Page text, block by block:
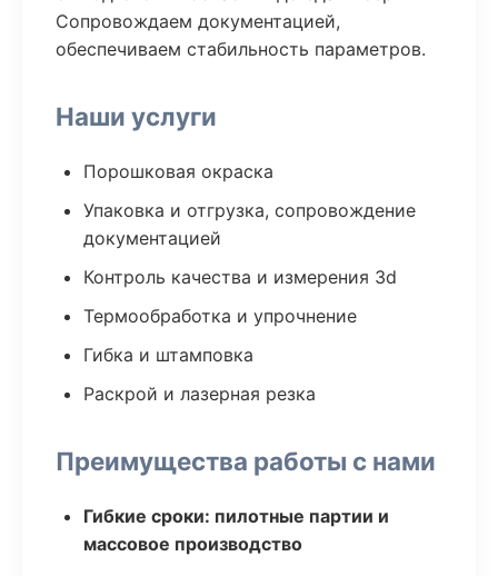
Сопровождаем документацией,
обеспечиваем стабильность параметров.
Наши услуги
Порошковая окраска
Упаковка и отгрузка, сопровождение
документацией
Контроль качества и измерения 3d
Термообработка и упрочнение
Гибка и штамповка
Раскрой и лазерная резка
Преимущества работы с нами
Гибкие сроки: пилотные партии и
массовое производство